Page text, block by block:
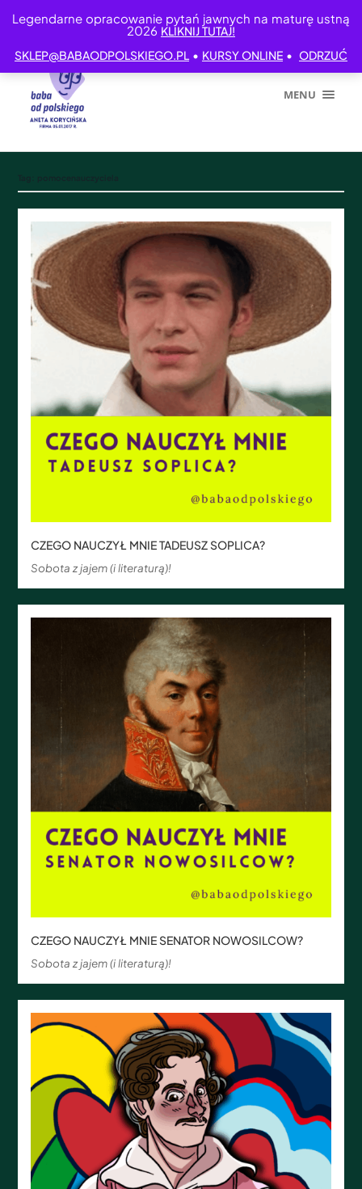
Legendarne opracowanie pytań jawnych na maturę ustną
2026 KLIKNIJ TUTAJ!
SKLEP@BABAODPOLSKIEGO.PL • KURSY ONLINE • ODRZUĆ
MENU
CZEGO NAUCZYŁ MNIE TADEUSZ SOPLICA?
Sobota z jajem (i literaturą)!
CZEGO NAUCZYŁ MNIE SENATOR NOWOSILCOW?
Sobota z jajem (i literaturą)!